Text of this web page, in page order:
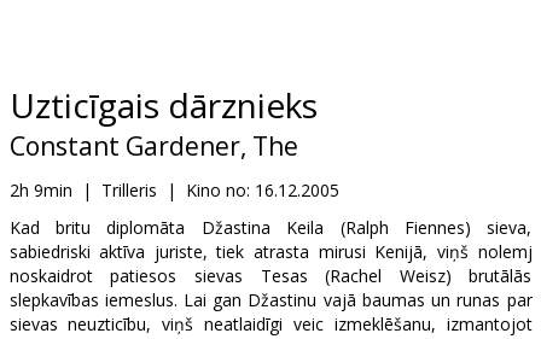
B2B
Kino
Klubs
Uzticīgais dārznieks
Constant Gardener, The
2h 9min | Trilleris | Kino no: 16.12.2005
Kad britu diplomāta Džastina Keila (Ralph Fiennes) sieva,
sabiedriski aktīva juriste, tiek atrasta mirusi Kenijā, viņš nolemj
noskaidrot patiesos sievas Tesas (Rachel Weisz) brutālās
slepkavības iemeslus. Lai gan Džastinu vajā baumas un runas par
sievas neuzticību, viņš neatlaidīgi veic izmeklēšanu, izmantojot